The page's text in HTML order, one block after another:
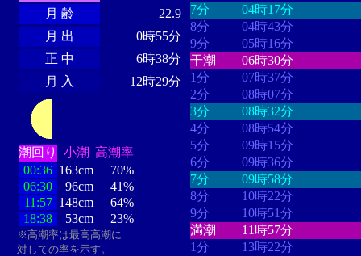
月 齢
22.9
月 出
0時55分
正 中
6時38分
月 入
12時29分
潮回り 小潮 高潮率
00:36 163cm
70%
06:30
96cm
41%
11:57 148cm
64%
18:38
53cm 23%
※高潮率は最高高潮に
対しての率を示す。
7分
04時17分
8分
04時43分
9分
05時16分
干潮
06時30分
1分
07時37分
2分
08時07分
3分
08時32分
4分
08時54分
5分
09時15分
6分
09時36分
7分
09時58分
8分
10時22分
9分
10時51分
満潮
11時57分
1分
13時22分